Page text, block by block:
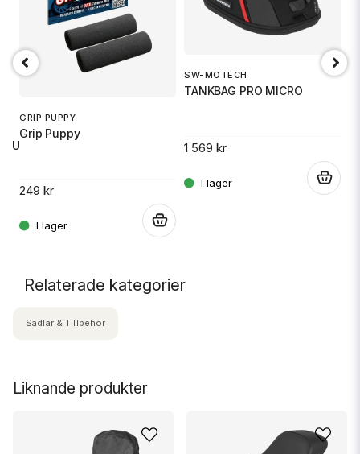
RU
GRIP PUPPY
Grip Puppy
249 kr
SW-MOTECH
TANKBAG PRO MICRO
1 569 kr
Liknande produkter
Relaterade kategorier
Sadlar & Tillbehör